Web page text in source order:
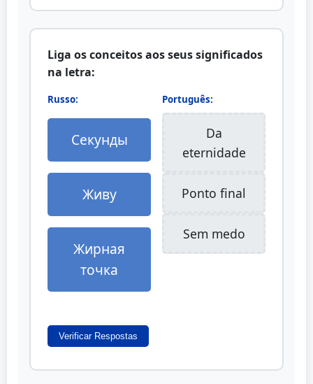
Liga os conceitos aos seus significados
na letra:
Russo:
Секунды
Живу
Жирная
точка
Português:
Da
eternidade
Ponto final
Sem medo
Verificar Respostas